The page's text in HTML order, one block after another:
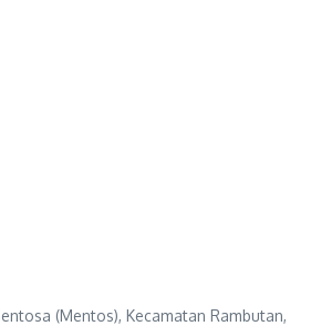
(Mentos), Kecamatan Rambutan,